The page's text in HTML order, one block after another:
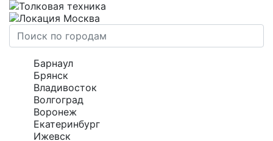
Москва
Барнаул
Брянск
Владивосток
Волгоград
Воронеж
Екатеринбург
Ижевск